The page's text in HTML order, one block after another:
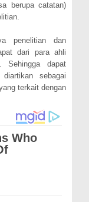
berupa catatan)
.
penelitian dan
dari para ahli
Sehingga dapat
sebagai
terkait dengan